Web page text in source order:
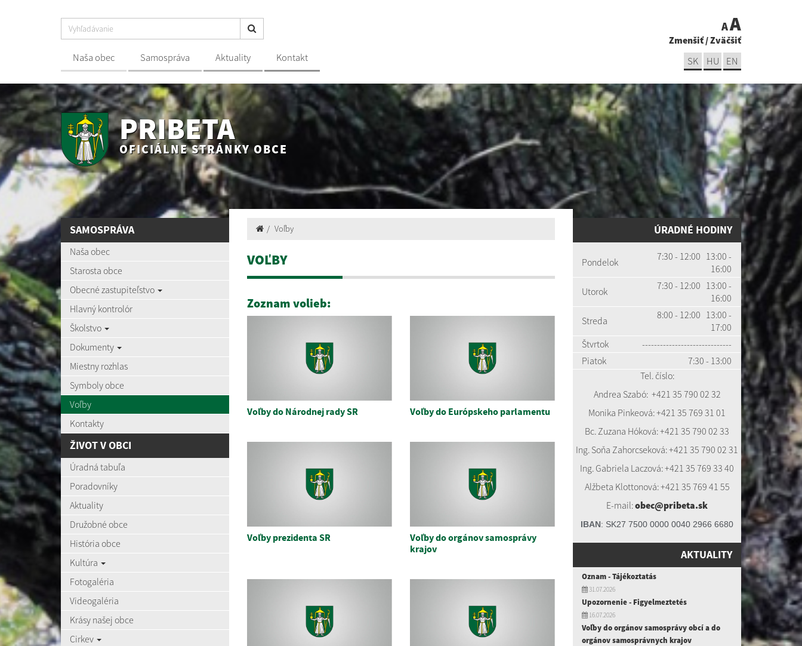
Naša obec Samospráva Aktuality Kontakt
AA
Zmenšiť/Zväčšiť
SK HU EN
PRIBETA
OFICIÁLNE STRÁNKY OBCE
SAMOSPRÁVA
Naša obec
Starosta obce
Obecné zastupiteľstvo
Hlavný kontrolór
Školstvo
Dokumenty
Miestny rozhlas
Symboly obce
Voľby
Kontakty
ŽIVOT V OBCI
Úradná tabuľa
Poradovníky
Aktuality
Družobné obce
História obce
Kultúra
Fotogaléria
Videogaléria
Krásy našej obce
Cirkev
Voľby
VOĽBY
Zoznam volieb:
Voľby do Národnej rady SR Voľby do Európskeho parlamentu
Voľby prezidenta SR
Voľby do orgánov samosprávy
krajov
ÚRADNÉ HODINY
Pondelok
7:30 - 12:00 13:00 -
16:00
Utorok
7:30 - 12:00 13:00 -
16:00
Streda
8:00 - 12:00 13:00 -
17:00
Štvrtok
------------------------------
Piatok
7:30 - 13:00
Tel. číslo:
Andrea Szabó: +421 35 790 02 32
Monika Pinkeová: +421 35 769 31 01
Bc. Zuzana Hóková: +421 35 790 02 33
Ing. Soňa Zahorcseková: +421 35 790 02 31
Ing. Gabriela Laczová: +421 35 769 33 40
Alžbeta Klottonová: +421 35 769 41 55
E-mail:obec@pribeta.sk
IBAN: SK27 7500 0000 0040 2966 6680
AKTUALITY
Oznam - Tájékoztatás
31.07.2026
Upozornenie - Figyelmeztetés
16.07.2026
Voľby do orgánov samosprávy obcí a do
orgánov samosprávnych krajov